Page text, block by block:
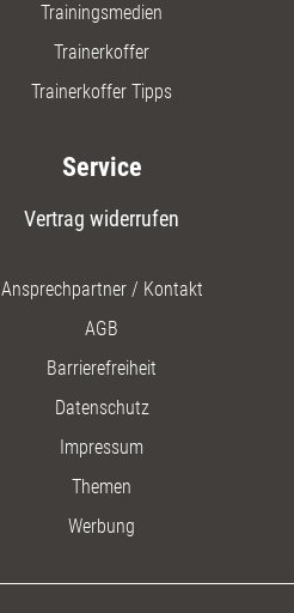
Trainingsmedien
Trainerkoffer
Trainerkoffer Tipps
Service
Vertrag widerrufen
Ansprechpartner / Kontakt
AGB
Barrierefreiheit
Datenschutz
Impressum
Themen
Werbung